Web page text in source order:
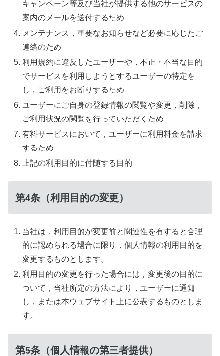
キャンペーン等及び当社が提供する他のサービスの
案内のメールを送付するため
メンテナンス，重要なお知らせなど必要に応じたご
連絡のため
利用規約に違反したユーザーや，不正・不当な目的
でサービスを利用しようとするユーザーの特定を
し，ご利用をお断りするため
ユーザーにご自身の登録情報の閲覧や変更，削除，
ご利用状況の閲覧を行っていただくため
有料サービスにおいて，ユーザーに利用料金を請求
するため
上記の利用目的に付随する目的
第4条（利用目的の変更）
当社は，利用目的が変更前と関連性を有すると合理
的に認められる場合に限り，個人情報の利用目的を
変更するものとします。
利用目的の変更を行った場合には，変更後の目的に
ついて，当社所定の方法により，ユーザーに通知
し，または本ウェブサイト上に公表するものとしま
す。
第5条（個人情報の第三者提供）